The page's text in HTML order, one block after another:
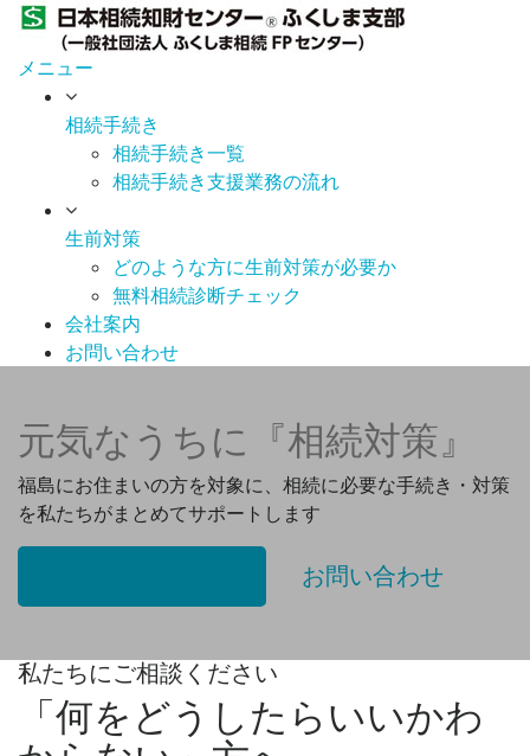
メニュー
相続手続き
相続手続き一覧
相続手続き支援業務の流れ
生前対策
どのような方に生前対策が必要か
無料相続診断チェック
会社案内
お問い合わせ
元気なうちに『相続対策』
福島にお住まいの方を対象に、相続に必要な手続き・対策
を私たちがまとめてサポートします
お問い合わせ
私たちにご相談ください
「何をどうしたらいいかわ